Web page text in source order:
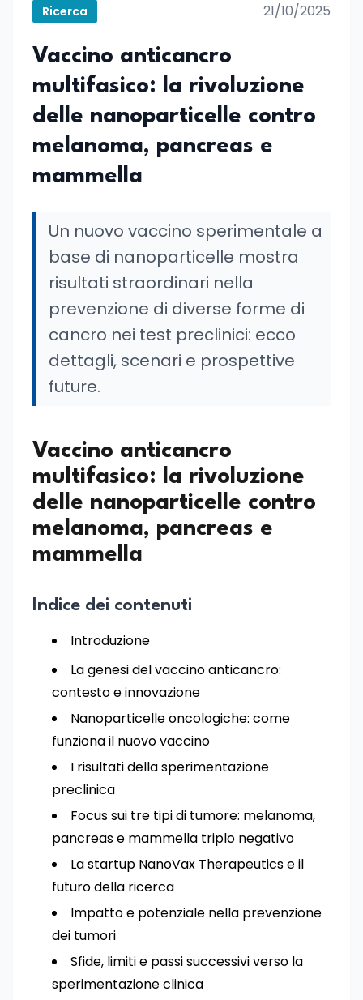
Ricerca 21/10/2025
Vaccino anticancro
multifasico: la rivoluzione
delle nanoparticelle contro
melanoma, pancreas e
mammella
Un nuovo vaccino sperimentale a
base di nanoparticelle mostra
risultati straordinari nella
prevenzione di diverse forme di
cancro nei test preclinici: ecco
dettagli, scenari e prospettive
future.
Vaccino anticancro
multifasico: la rivoluzione
delle nanoparticelle contro
melanoma, pancreas e
mammella
Indice dei contenuti
Introduzione
La genesi del vaccino anticancro:
contesto e innovazione
Nanoparticelle oncologiche: come
funziona il nuovo vaccino
I risultati della sperimentazione
preclinica
Focus sui tre tipi di tumore: melanoma,
pancreas e mammella triplo negativo
La startup NanoVax Therapeutics e il
futuro della ricerca
Impatto e potenziale nella prevenzione
dei tumori
Sfide, limiti e passi successivi verso la
sperimentazione clinica